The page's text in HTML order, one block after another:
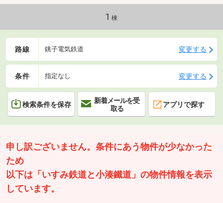
貸金業務取扱主任者の資格保有者も居ますので、不動
産会社選びで迷っている方はぜひ一度ご相談ください
1 棟
路線 銚子電気鉄道 変更する
条件 指定なし 変更する
検索条件を保存
新着メールを受
取る
アプリで探す
申し訳ございません。条件にあう物件が少なかった
ため
以下は「いすみ鉄道と小湊鐵道」の物件情報を表示
しています。